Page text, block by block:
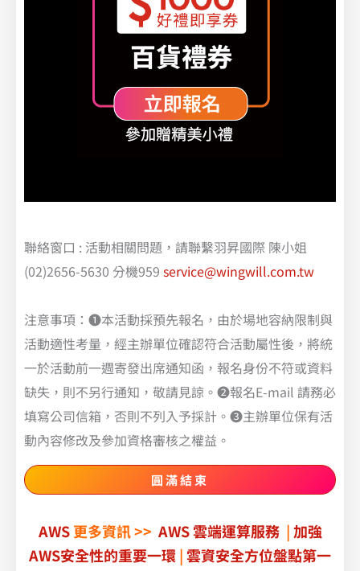
聯絡窗口 : 活動相關問題，請聯繫羽昇國際 陳小姐
(02)2656-5630 分機959 service@wingwill.com.tw
注意事項：❶本活動採預先報名，由於場地容納限制與
活動適性考量，經主辦單位確認符合活動屬性後，將統
一於活動前一週寄發出席通知函，報名身份不符或資料
缺失，則不另行通知，敬請見諒。❷報名E-mail 請務必
填寫公司信箱，否則不列入予採計。❸主辦單位保有活
動內容修改及參加資格審核之權益。
圓滿結束
AWS更多資訊 >> AWS 雲端運算服務 | 加強
AWS安全性的重要一環|雲資安全方位盤點第一